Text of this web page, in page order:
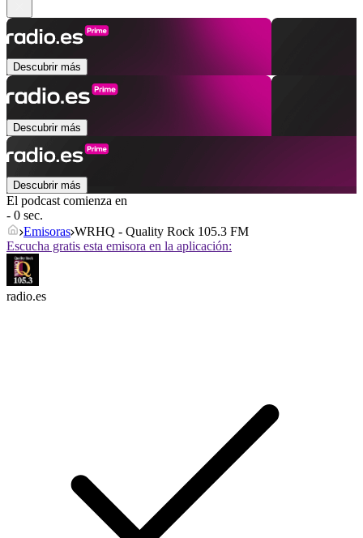
Descubrir más
Descubrir más
Descubrir más
El podcast comienza en
- 0 sec.
Emisoras WRHQ - Quality Rock 105.3 FM
Escucha gratis esta emisora en la aplicación:
radio.es